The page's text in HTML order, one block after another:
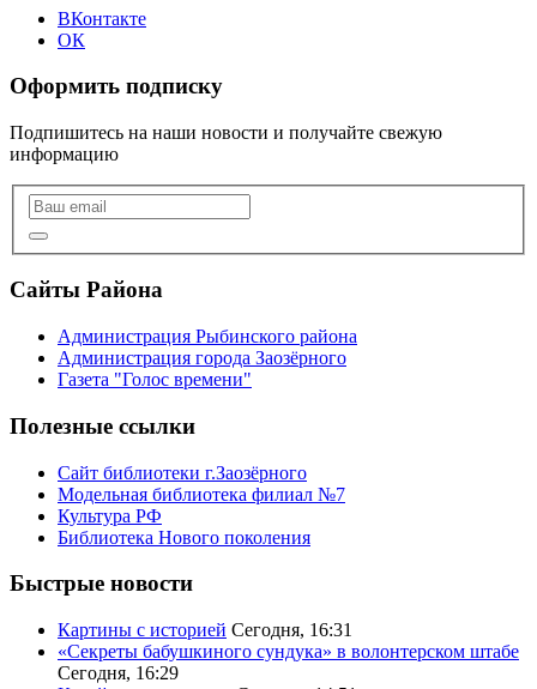
ВКонтакте
ОК
Оформить подписку
Подпишитесь на наши новости и получайте свежую
информацию
Сайты Района
Администрация Рыбинского района
Администрация города Заозёрного
Газета "Голос времени"
Полезные ссылки
Сайт библиотеки г.Заозёрного
Модельная библиотека филиал №7
Культура РФ
Библиотека Нового поколения
Быстрые новости
Картины с историей Сегодня, 16:31
«Секреты бабушкиного сундука» в волонтерском штабе
Сегодня, 16:29